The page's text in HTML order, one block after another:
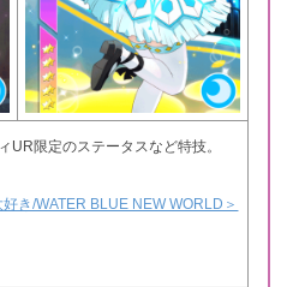
UR限定のステータスなど特技。
き/WATER BLUE NEW WORLD＞